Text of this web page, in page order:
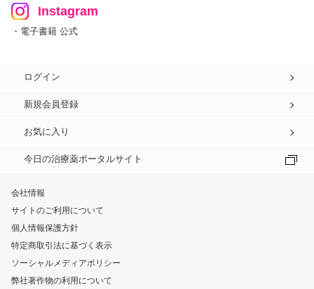
Instagram
・電子書籍 公式
ログイン
新規会員登録
お気に入り
今日の治療薬ポータルサイト
会社情報
サイトのご利用について
個人情報保護方針
特定商取引法に基づく表示
ソーシャルメディアポリシー
弊社著作物の利用について